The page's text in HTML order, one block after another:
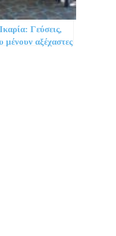
Γεύσεις,
μένουν αξέχαστες